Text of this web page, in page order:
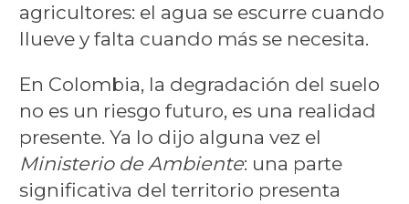
agricultores: el agua se escurre cuando
llueve y falta cuando más se necesita.
En Colombia, la degradación del suelo
no es un riesgo futuro, es una realidad
presente. Ya lo dijo alguna vez el
Ministerio de Ambiente: una parte
significativa del territorio presenta